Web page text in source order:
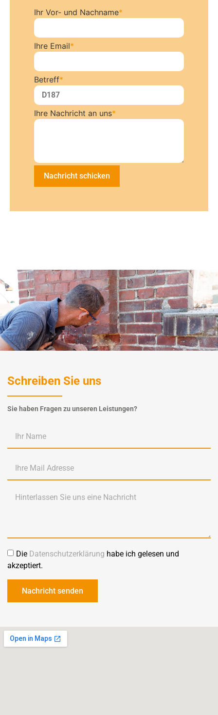
Ihr Vor- und Nachname*
Ihre Email*
Betreff*
Ihre Nachricht an uns*
Nachricht schicken
Schreiben Sie uns
Sie haben Fragen zu unseren Leistungen?
Die Datenschutzerklärung habe ich gelesen und
akzeptiert.
Nachricht senden